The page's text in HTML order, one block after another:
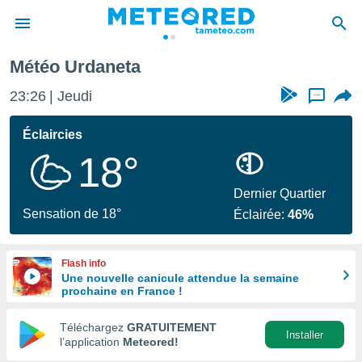
de
en
Météo Urdaneta
23:26 Jeudi ...
Éclaircies
18°
Sensation de 18°
Dernier Quartier
Éclairée:46%
Flash info
Une nouvelle canicule attendue la semaine
prochaine en France !
Téléchargez GRATUITEMENT
l’application Meteored!
Installer